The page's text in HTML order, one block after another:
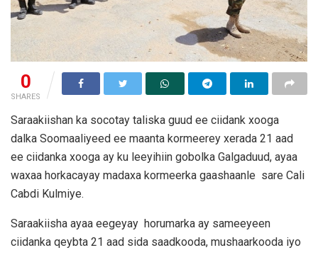
0
SHARES
Saraakiishan ka socotay taliska guud ee ciidank xooga
dalka Soomaaliyeed ee maanta kormeerey xerada 21 aad
ee ciidanka xooga ay ku leeyihiin gobolka Galgaduud, ayaa
waxaa horkacayay madaxa kormeerka gaashaanle sare Cali
Cabdi Kulmiye.
Saraakiisha ayaa eegeyay horumarka ay sameeyeen
ciidanka qeybta 21 aad sida saadkooda, mushaarkooda iyo